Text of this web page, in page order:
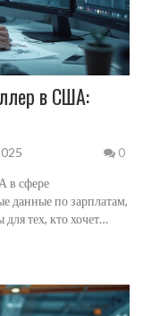
в США:
0
в сфере
данные по зарплатам,
тех, кто хочет
под